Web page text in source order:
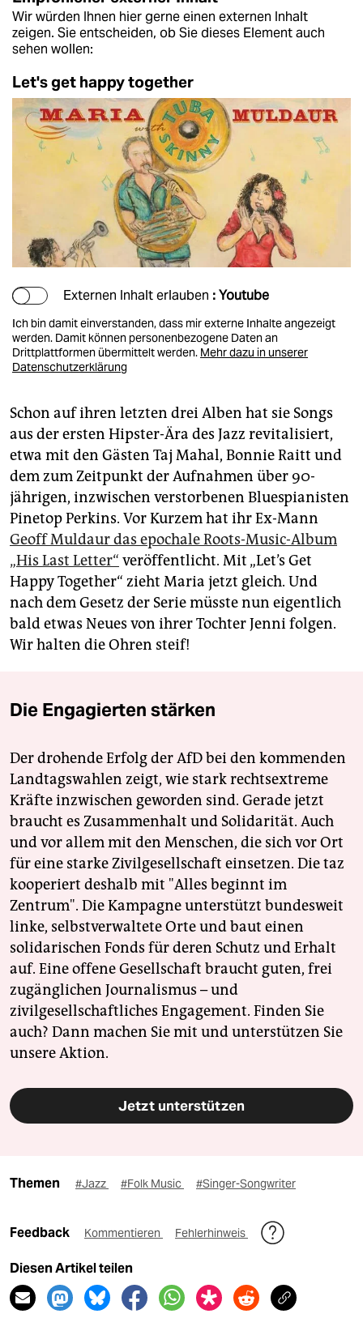
Wir würden Ihnen hier gerne einen externen Inhalt
zeigen. Sie entscheiden, ob Sie dieses Element auch
sehen wollen:
Let's get happy together
Externen Inhalt erlauben : Youtube
Ich bin damit einverstanden, dass mir externe Inhalte angezeigt
werden. Damit können personenbezogene Daten an
Drittplattformen übermittelt werden. Mehr dazu in unserer
Datenschutzerklärung
Schon auf ihren letzten drei Alben hat sie Songs
aus der ersten Hipster-Ära des Jazz revitalisiert,
etwa mit den Gästen Taj Mahal, Bonnie Raitt und
dem zum Zeitpunkt der Aufnahmen über 90-
jährigen, inzwischen verstorbenen Bluespia­nisten
Pinetop Perkins. Vor Kurzem hat ihr Ex-Mann
Geoff Muldaur das epochale Roots-Music-Album
„His Last Letter“ veröffentlicht. Mit „Let’s Get
Happy Together“ zieht Maria jetzt gleich. Und
nach dem Gesetz der Serie müsste nun eigentlich
bald etwas Neues von ihrer Tochter Jenni folgen.
Wir halten die ­Ohren steif!
Die Engagierten stärken
Der drohende Erfolg der AfD bei den kommenden
Landtagswahlen zeigt, wie stark rechtsextreme
Kräfte inzwischen geworden sind. Gerade jetzt
braucht es Zusammenhalt und Solidarität. Auch
und vor allem mit den Menschen, die sich vor Ort
für eine starke Zivilgesellschaft einsetzen. Die taz
kooperiert deshalb mit "Alles beginnt im
Zentrum". Die Kampagne unterstützt bundesweit
linke, selbstverwaltete Orte und baut einen
solidarischen Fonds für deren Schutz und Erhalt
auf. Eine offene Gesellschaft braucht guten, frei
zugänglichen Journalismus – und
zivilgesellschaftliches Engagement. Finden Sie
auch? Dann machen Sie mit und unterstützen Sie
unsere Aktion.
Jetzt unterstützen
Themen #Jazz #Folk Music #Singer-Songwriter
Feedback Kommentieren Fehlerhinweis
Diesen Artikel teilen